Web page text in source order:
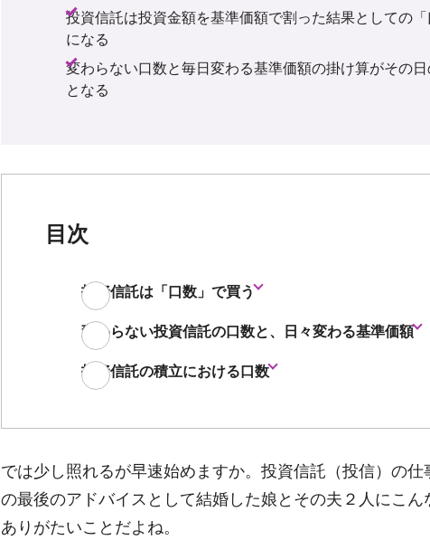
投資信託は投資金額を基準価額で割った結果としての
になる
変わらない口数と毎日変わる基準価額の掛け算がその
となる
目次
投資信託は「口数」で買う
変わらない投資信託の口数と、日々変わる基準価額
投資信託の積立における口数
では少し照れるが早速始めますか。投資信託（投信）の
の最後のアドバイスとして結婚した娘とその夫２人にこん
ありがたいことだよね。